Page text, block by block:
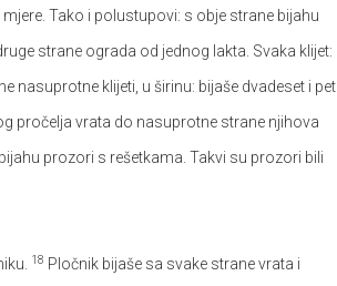
Tako i polustupovi: s obje strane bijahu
strane ograda od jednog lakta. Svaka klijet:
nasuprotne klijeti, u širinu: bijaše dvadeset i pet
pročelja vrata do nasuprotne strane njihova
prozori s rešetkama. Takvi su prozori bili
18 Pločnik bijaše sa svake strane vrata i